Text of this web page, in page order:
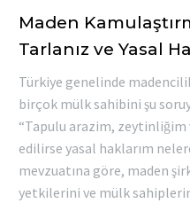
Maden
Tarlanız ve Yasal
Türkiye genelinde
birçok mülk sahibini şu
“Tapulu arazim, zeytinliğim
edilirse yasal haklarım
mevzuatına göre, maden
yetkilerini ve mülk